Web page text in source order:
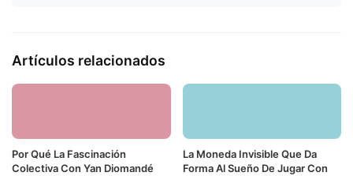
Artículos relacionados
Por Qué La Fascinación
Colectiva Con Yan Diomandé
La Moneda Invisible Que Da
Forma Al Sueño De Jugar Con